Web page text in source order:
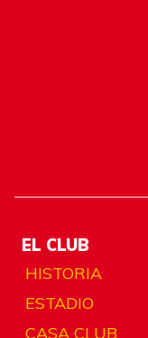
EL CLUB
HISTORIA
ESTADIO
CASA CLUB